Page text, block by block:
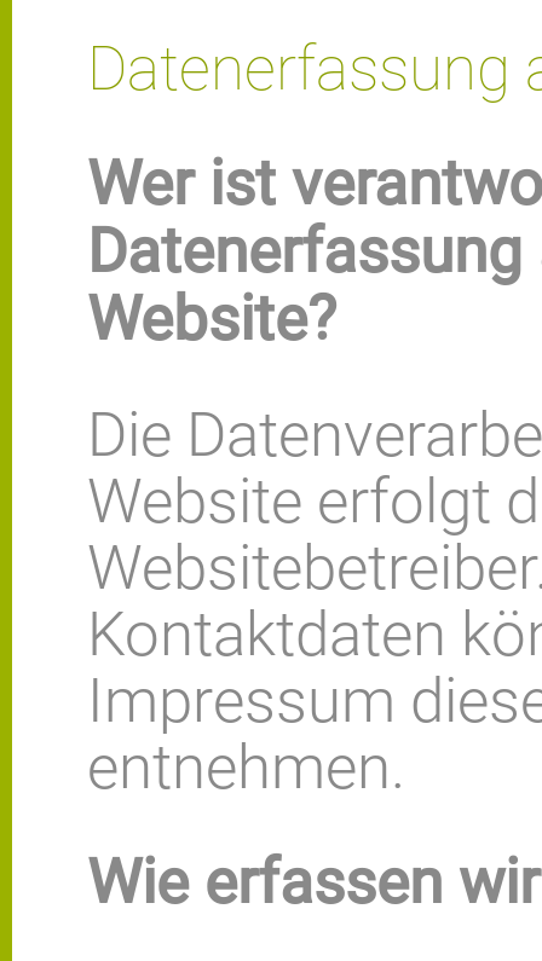
Datenerfassung
Wer ist
Website?
Die
Website erfolgt
Kontaktdaten
Impressum
entnehmen.
Wie erfassen